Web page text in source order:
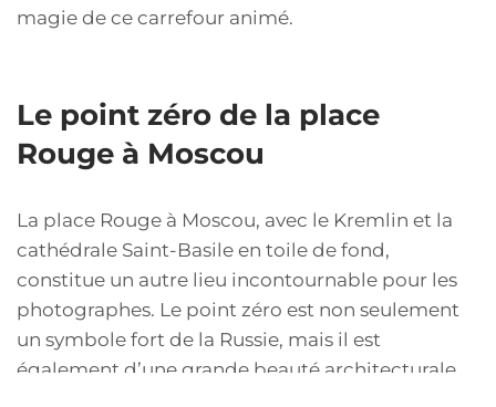
magie de ce carrefour animé.
Le point zéro de la place
Rouge à Moscou
La place Rouge à Moscou, avec le Kremlin et la
cathédrale Saint-Basile en toile de fond,
constitue un autre lieu incontournable pour les
photographes. Le point zéro est non seulement
un symbole fort de la Russie, mais il est
également d’une grande beauté architecturale.